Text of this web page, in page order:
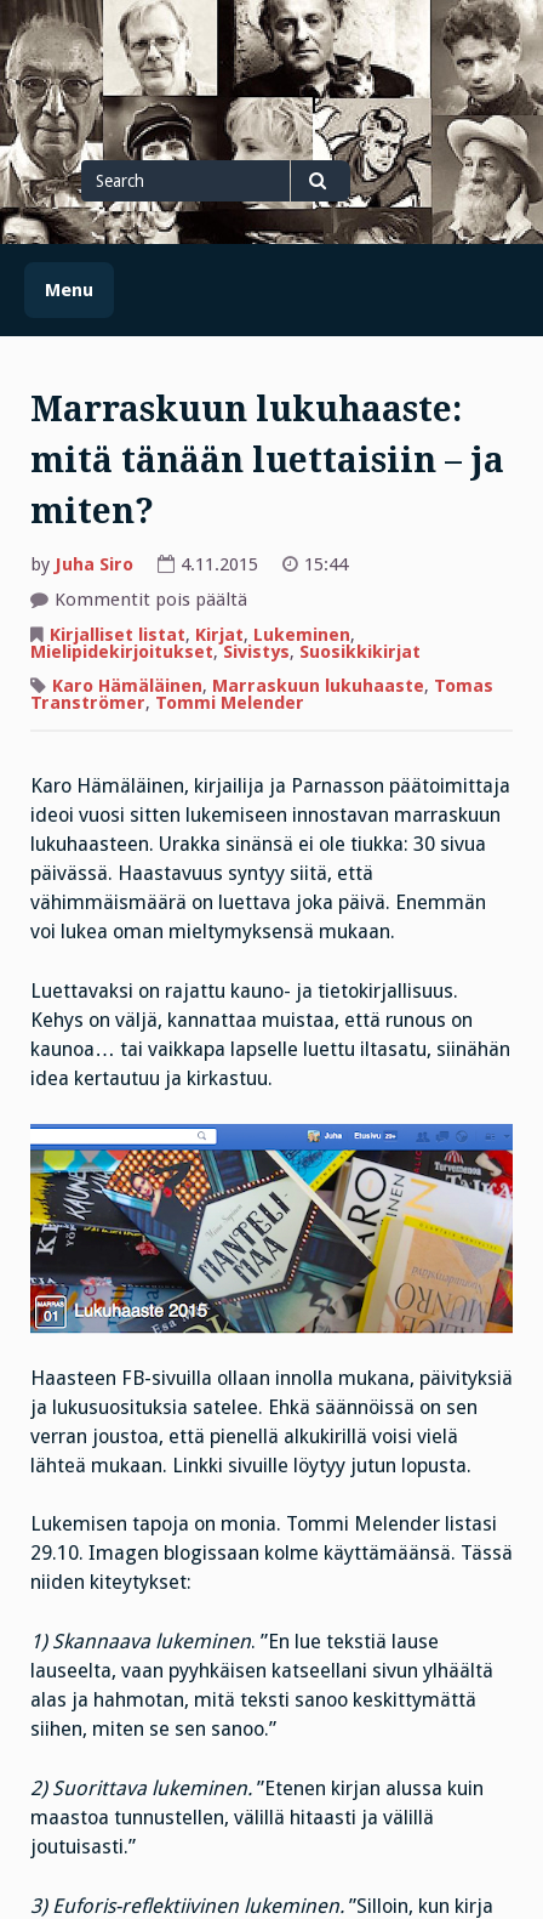
Skip
to
content
Search
for
Search
Menu
Marraskuun lukuhaaste:
mitä tänään luettaisiin – ja
miten?
by Juha Siro 4.11.2015
15:44
Kommentit pois päältä
lukuhaaste:
mitä
tänään
luettaisiin
–
Kirjalliset listat, Kirjat, Lukeminen,
Mielipidekirjoitukset,Sivistys, Suosikkikirjat
Karo Hämäläinen, Marraskuun lukuhaaste, Tomas
Tranströmer, Tommi Melender
Karo Hämäläinen, kirjailija ja Parnasson päätoimittaja
ideoi vuosi sitten lukemiseen innostavan marraskuun
lukuhaasteen. Urakka sinänsä ei ole tiukka: 30 sivua
päivässä. Haastavuus syntyy siitä, että
vähimmäismäärä on luettava joka päivä. Enemmän
voi lukea oman mieltymyksensä mukaan.
Luettavaksi on rajattu kauno- ja tietokirjallisuus.
Kehys on väljä, kannattaa muistaa, että runous on
kaunoa… tai vaikkapa lapselle luettu iltasatu, siinähän
idea kertautuu ja kirkastuu.
Haasteen FB-sivuilla ollaan innolla mukana, päivityksiä
ja lukusuosituksia satelee. Ehkä säännöissä on sen
verran joustoa, että pienellä alkukirillä voisi vielä
lähteä mukaan. Linkki sivuille löytyy jutun lopusta.
Lukemisen tapoja on monia. Tommi Melender listasi
29.10. Imagen blogissaan kolme käyttämäänsä. Tässä
niiden kiteytykset:
1) Skannaava lukeminen. ”En lue tekstiä lause
lauseelta, vaan pyyhkäisen katseellani sivun ylhäältä
alas ja hahmotan, mitä teksti sanoo keskittymättä
siihen, miten se sen sanoo.”
2) Suorittava lukeminen. ”Etenen kirjan alussa kuin
maastoa tunnustellen, välillä hitaasti ja välillä
joutuisasti.”
3) Euforis-reflektiivinen lukeminen. ”Silloin, kun kirja